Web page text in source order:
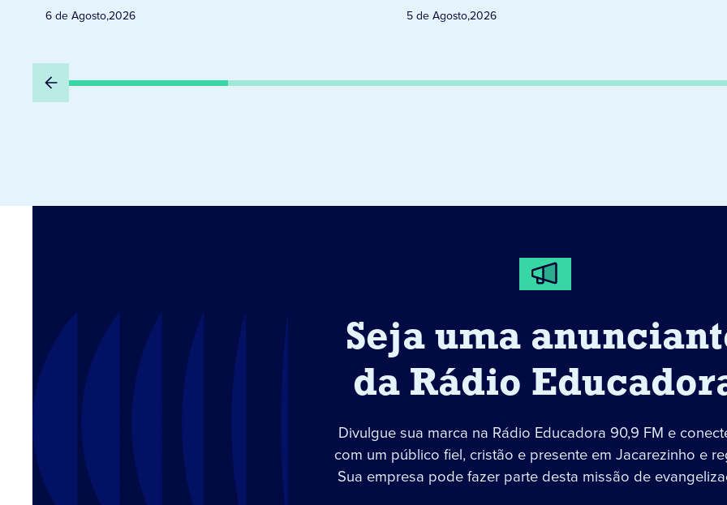
6 de Agosto,2026 5 de Agosto,2026
Seja uma
da Rádio
Divulgue sua marca na Rádio Educadora 90,9 FM e
com um público fiel, cristão e presente em Jacarezinho e
Sua empresa pode fazer parte desta missão de